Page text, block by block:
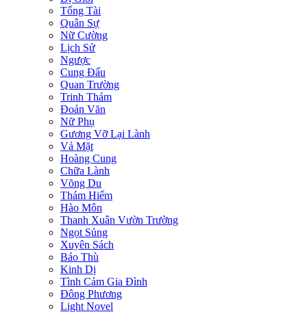
Tổng Tài
Quân Sự
Nữ Cường
Lịch Sử
Ngược
Cung Đấu
Quan Trường
Trinh Thám
Đoản Văn
Nữ Phụ
Gương Vỡ Lại Lành
Vả Mặt
Hoàng Cung
Chữa Lành
Võng Du
Thám Hiểm
Hào Môn
Thanh Xuân Vườn Trường
Ngọt Sủng
Xuyên Sách
Báo Thù
Kinh Dị
Tình Cảm Gia Đình
Đông Phương
Light Novel